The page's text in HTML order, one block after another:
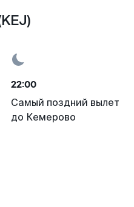
22:00
Самый поздний вылет
до Кемерово